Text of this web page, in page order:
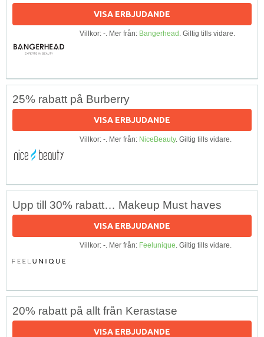
VISA ERBJUDANDE
Villkor: -. Mer från: Bangerhead. Giltig tills vidare.
25% rabatt på Burberry
VISA ERBJUDANDE
Villkor: -. Mer från: NiceBeauty. Giltig tills vidare.
Upp till 30% rabatt… Makeup Must haves
VISA ERBJUDANDE
Villkor: -. Mer från: Feelunique. Giltig tills vidare.
20% rabatt på allt från Kerastase
VISA ERBJUDANDE